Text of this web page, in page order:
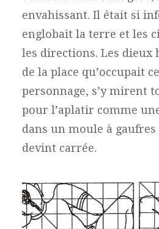
envahissant. Il était si
englobait la terre et les
les directions. Les dieux
de la place qu’occupait
personnage, s’y mirent
pour l’aplatir comme
dans un moule à
devint carrée.